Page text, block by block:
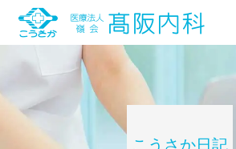
こうさか日記
HOME
診療案内